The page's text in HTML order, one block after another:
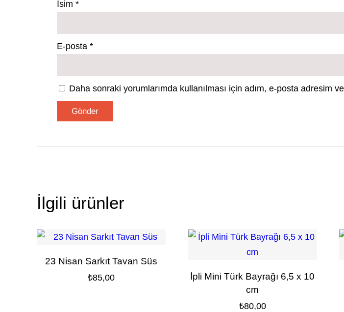
İsim*
E-posta*
Daha sonraki yorumlarımda kullanılması için adım, e-posta adresim
İlgili ürünler
23 Nisan Sarkıt Tavan Süs
₺85,00
İpli Mini Türk Bayrağı 6,5 x 10
cm
₺80,00